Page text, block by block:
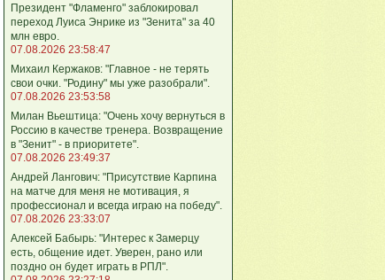
Президент "Фламенго" заблокировал
переход Луиса Энрике из "Зенита" за 40
млн евро.
07.08.2026 23:58:47
Михаил Кержаков: "Главное - не терять
свои очки. "Родину" мы уже разобрали".
07.08.2026 23:53:58
Милан Вьештица: "Очень хочу вернуться в
Россию в качестве тренера. Возвращение
в "Зенит" - в приоритете".
07.08.2026 23:49:37
Андрей Лангович: "Присутствие Карпина
на матче для меня не мотивация, я
профессионал и всегда играю на победу".
07.08.2026 23:33:07
Алексей Бабырь: "Интерес к Замерцу
есть, общение идет. Уверен, рано или
поздно он будет играть в РПЛ".